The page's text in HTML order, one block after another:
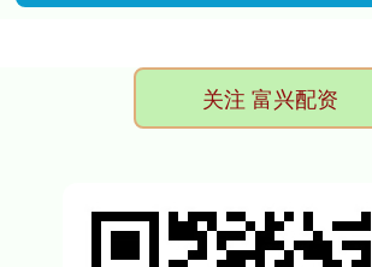
关注 富兴配资